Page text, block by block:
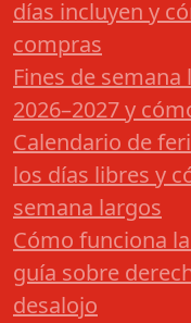
días incluyen y
compras
Fines de
2026–2027 y
Calendario de
los días libres y
semana largos
Cómo funciona
guía sobre
desalojo